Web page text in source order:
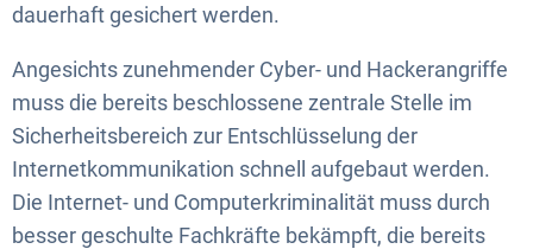
dauerhaft gesichert werden.
Angesichts zunehmender Cyber- und Hackerangriffe
muss die bereits beschlossene zentrale Stelle im
Sicherheitsbereich zur Entschlüsselung der
Internetkommunikation schnell aufgebaut werden.
Die Internet- und Computerkriminalität muss durch
besser geschulte Fachkräfte bekämpft, die bereits